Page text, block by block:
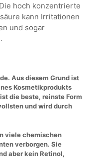
hoch konzentrierte
kann Irritationen
und sogar
Aus diesem Grund ist
Kosmetikprodukts
die beste, reinste Form
und wird durch
viele chemischen
verborgen. Sie
aber kein Retinol,